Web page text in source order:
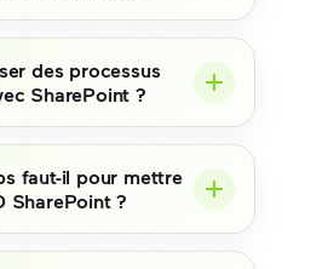
des processus
SharePoint ?
faut-il pour mettre
SharePoint ?